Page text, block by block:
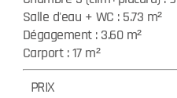
Salle d'eau + WC : 5.73 m²
Dégagement : 3.60 m²
Carport : 17 m²
PRIX